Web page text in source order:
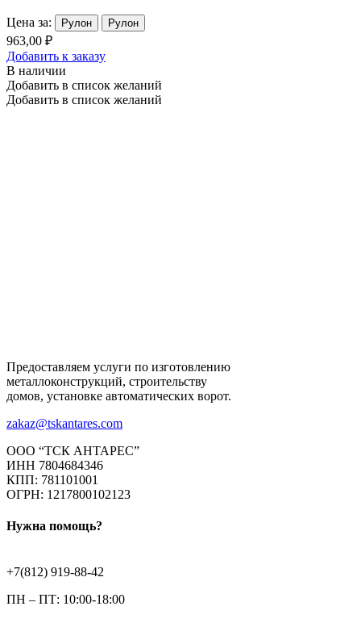
Цена за: Рулон Рулон
963,00 ₽
Добавить к заказу
В наличии
Добавить в список желаний
Добавить в список желаний
Предоставляем услуги по изготовлению
металлоконструкций, строительству
домов, установке автоматических ворот.
zakaz@tskantares.com
ООО “ТСК АНТАРЕС”
ИНН 7804684346
КПП: 781101001
ОГРН: 1217800102123
Нужна помощь?
+7(812) 919-88-42
ПН – ПТ: 10:00-18:00